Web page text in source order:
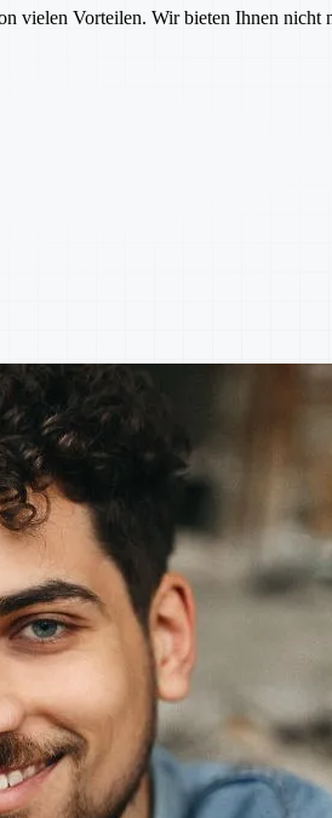
vielen Vorteilen. Wir bieten Ihnen